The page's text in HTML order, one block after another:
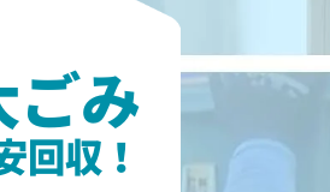
ごみ
回収！